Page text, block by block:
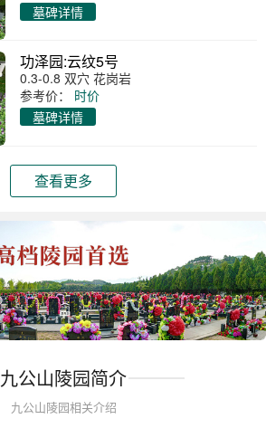
墓碑详情
功泽园:云纹5号
0.3-0.8 双穴 花岗岩
参考价：
时价
墓碑详情
查看更多
九公山陵园简介
九公山陵园相关介绍